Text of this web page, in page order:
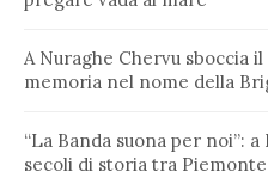
A Nuraghe Chervu sboccia
memoria nel nome della
“La Banda suona per noi”:
secoli di storia tra